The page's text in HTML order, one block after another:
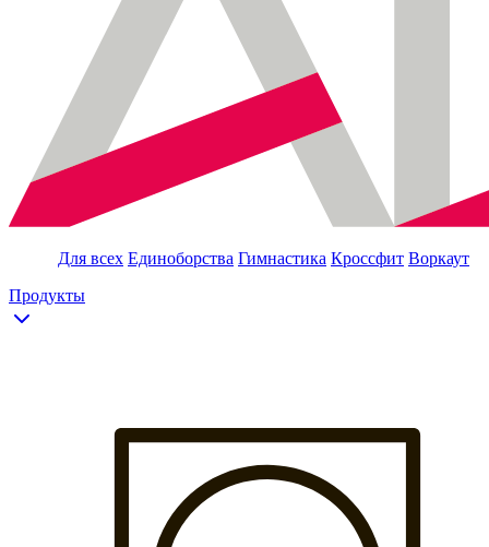
Для всех Единоборства Гимнастика Кроссфит Воркаут
Продукты